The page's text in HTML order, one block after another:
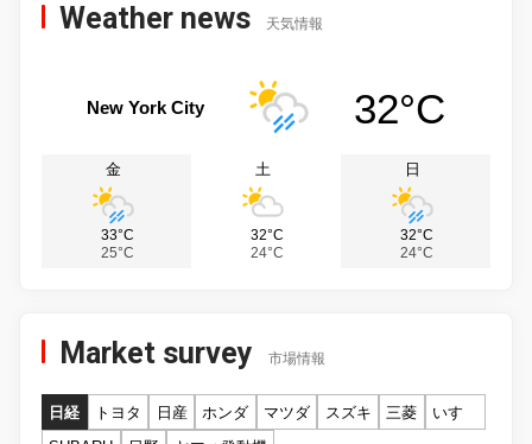
Weather news 天気情報
New York City 32°C
金
33°C
25°C
土
32°C
24°C
日
32°C
24°C
Market survey 市場情報
日経 トヨタ 日産 ホンダ マツダ スズキ 三菱
いすゞ